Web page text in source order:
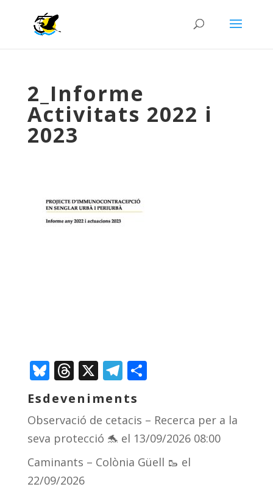
2_Informe
Activitats 2022 i
2023
Bluesky
Threads
X Telegram
Comparteix
Esdeveniments
Observació de cetacis – Recerca per a la
seva protecció 🐬 el 13/09/2026 08:00
Caminants – Colònia Güell 🥾 el
22/09/2026